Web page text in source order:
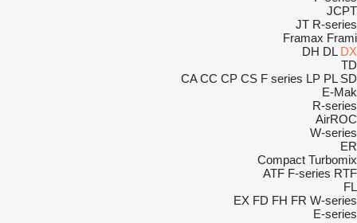
JCPT
JT R-series
Framax Frami
DH DL DX
TD
CA CC CP CS F series LP PL SD
E-Mak
R-series
AirROC
W-series
ER
Compact Turbomix
ATF F-series RTF
FL
EX FD FH FR W-series
E-series